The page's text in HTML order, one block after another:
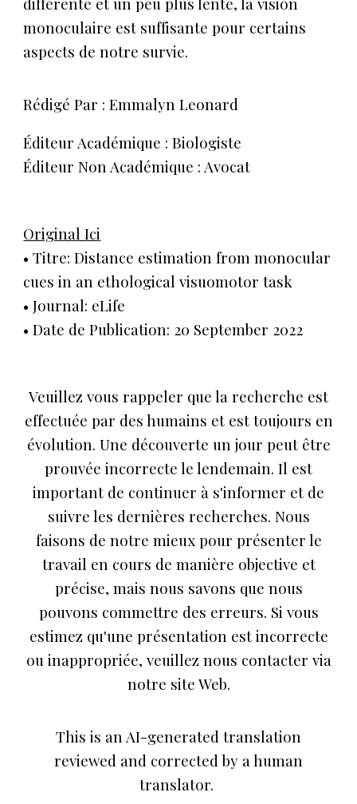
monoculaire est suffisante pour certains
aspects de notre survie.
Rédigé Par : Emmalyn Leonard
Éditeur Académique : Biologiste
Éditeur Non Académique : Avocat
Original Ici
• Titre: Distance estimation from monocular
cues in an ethological visuomotor task
• Journal: eLife
• Date de Publication: 20 September 2022
Veuillez vous rappeler que la recherche est
effectuée par des humains et est toujours en
évolution. Une découverte un jour peut être
prouvée incorrecte le lendemain. Il est
important de continuer à s'informer et de
suivre les dernières recherches. Nous
faisons de notre mieux pour présenter le
travail en cours de manière objective et
précise, mais nous savons que nous
pouvons commettre des erreurs. Si vous
estimez qu'une présentation est incorrecte
ou inappropriée, veuillez nous contacter via
notre site Web.
This is an AI-generated translation
reviewed and corrected by a human
translator.